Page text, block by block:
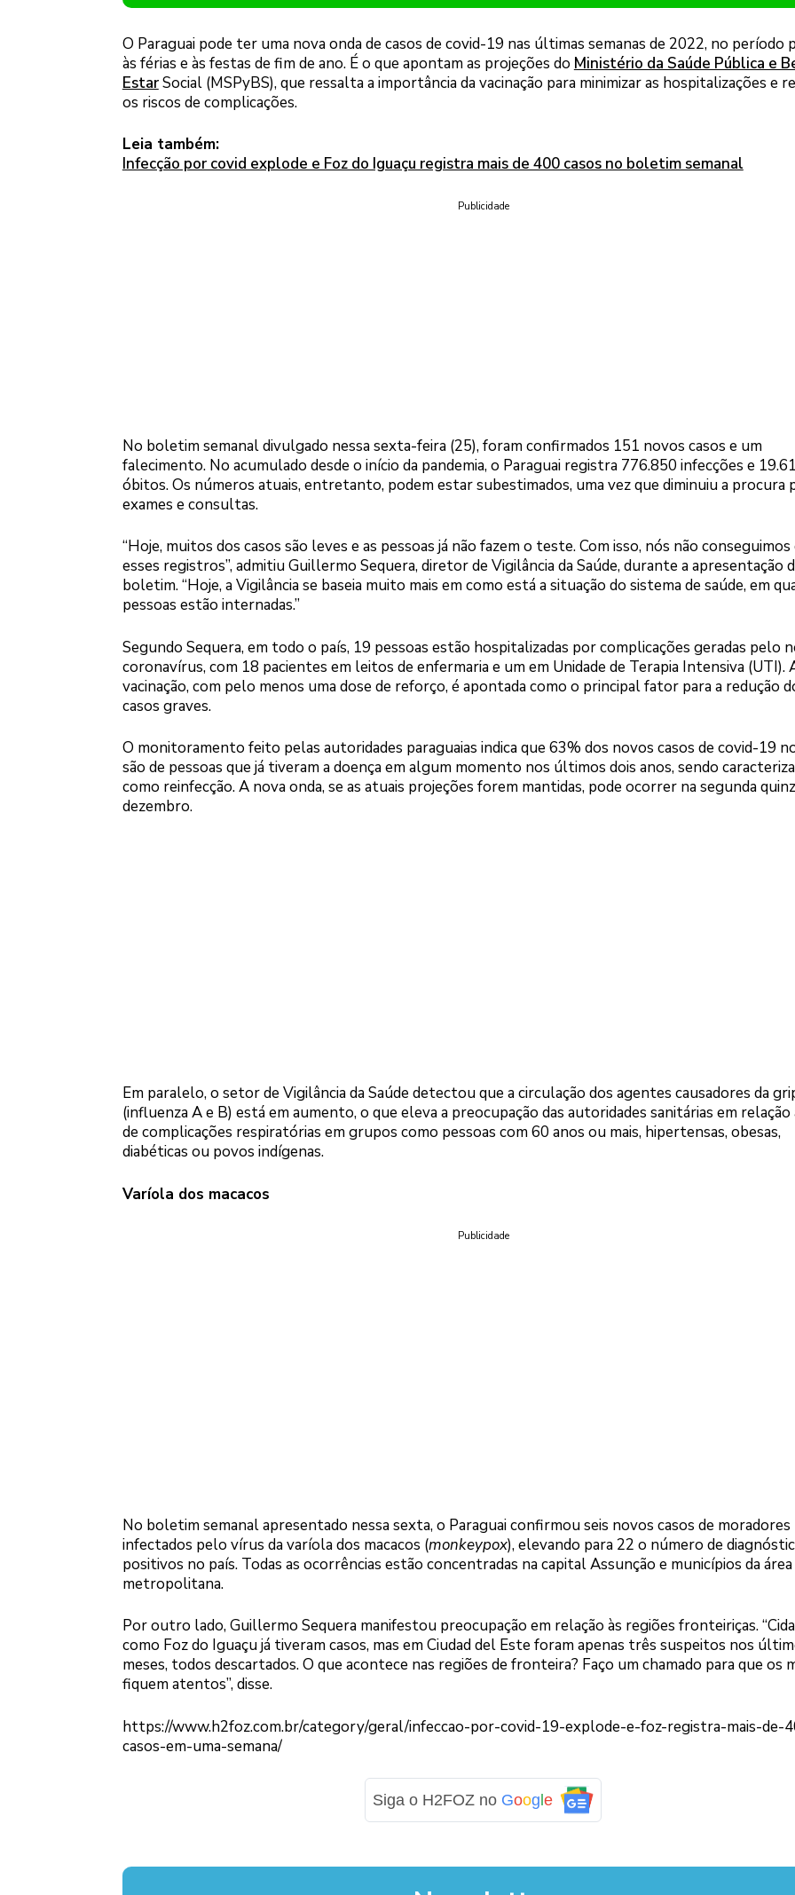
O Paraguai pode ter uma nova onda de casos de covid-19 nas últimas semanas de 2022, no período
às férias e às festas de fim de ano. É o que apontam as projeções do Ministério da Saúde Pública e
EstarSocial (MSPyBS), que ressalta a importância da vacinação para minimizar as hospitalizações e
os riscos de complicações.
Leia também:
Infecção por covid explode e Foz do Iguaçu registra mais de 400 casos no boletim semanal
Publicidade
No boletim semanal divulgado nessa sexta-feira (25), foram confirmados 151 novos casos e um
falecimento. No acumulado desde o início da pandemia, o Paraguai registra 776.850 infecções e
óbitos. Os números atuais, entretanto, podem estar subestimados, uma vez que diminuiu a procura
exames e consultas.
“Hoje, muitos dos casos são leves e as pessoas já não fazem o teste. Com isso, nós não
esses registros”, admitiu Guillermo Sequera, diretor de Vigilância da Saúde, durante a apresentação
boletim. “Hoje, a Vigilância se baseia muito mais em como está a situação do sistema de saúde, em
pessoas estão internadas.”
Segundo Sequera, em todo o país, 19 pessoas estão hospitalizadas por complicações geradas pelo
coronavírus, com 18 pacientes em leitos de enfermaria e um em Unidade de Terapia Intensiva (UTI).
vacinação, com pelo menos uma dose de reforço, é apontada como o principal fator para a redução
casos graves.
O monitoramento feito pelas autoridades paraguaias indica que 63% dos novos casos de covid-19
são de pessoas que já tiveram a doença em algum momento nos últimos dois anos, sendo
como reinfecção. A nova onda, se as atuais projeções forem mantidas, pode ocorrer na segunda
dezembro.
Em paralelo, o setor de Vigilância da Saúde detectou que a circulação dos agentes causadores da
(influenza A e B) está em aumento, o que eleva a preocupação das autoridades sanitárias em relação
de complicações respiratórias em grupos como pessoas com 60 anos ou mais, hipertensas, obesas,
diabéticas ou povos indígenas.
Varíola dos macacos
Publicidade
No boletim semanal apresentado nessa sexta, o Paraguai confirmou seis novos casos de moradores
infectados pelo vírus da varíola dos macacos (monkeypox), elevando para 22 o número de
positivos no país. Todas as ocorrências estão concentradas na capital Assunção e municípios da área
metropolitana.
Por outro lado, Guillermo Sequera manifestou preocupação em relação às regiões fronteiriças.
como Foz do Iguaçu já tiveram casos, mas em Ciudad del Este foram apenas três suspeitos nos
meses, todos descartados. O que acontece nas regiões de fronteira? Faço um chamado para que os
fiquem atentos”, disse.
https://www.h2foz.com.br/category/geral/infeccao-por-covid-19-explode-e-foz-registra-mais-de-
casos-em-uma-semana/
Siga o H2FOZ no Google